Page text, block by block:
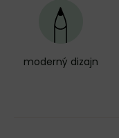
moderný dizajn